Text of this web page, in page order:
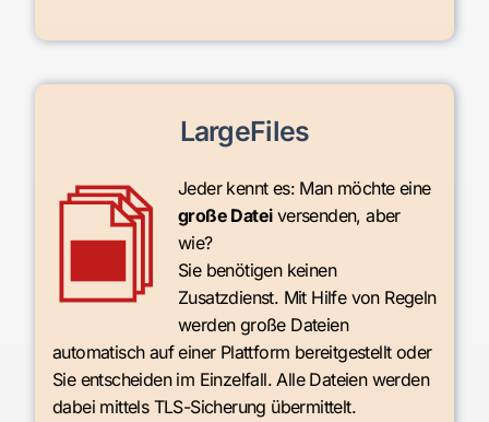
LargeFiles
Jeder kennt es: Man möchte eine
große Dateiversenden, aber
wie?
Sie benötigen keinen
Zusatzdienst. Mit Hilfe von Regeln
werden große Dateien
automatisch auf einer Plattform bereitgestellt oder
Sie entscheiden im Einzelfall. Alle Dateien werden
dabei mittels TLS-Sicherung übermittelt.